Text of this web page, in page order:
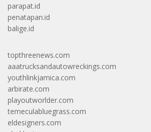
parapat.id
penatapan.id
balige.id
topthreenews.com
aaatrucksandautowreckings.com
youthlinkjamica.com
arbirate.com
playoutworlder.com
temeculabluegrass.com
eldesigners.com